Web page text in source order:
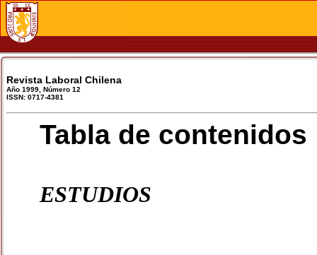
Revista Laboral Chilena
Año 1999, Número 12
ISSN: 0717-4381
Tabla de contenidos
ESTUDIOS